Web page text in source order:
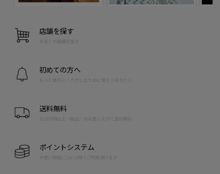
店舗を探す
お近くの店舗を探す
初めての方へ
もっと便利に！たのしむために覚えておきたい
送料無料
10,000円以上（税込）のお買い上げで送料無料
ポイントシステム
お買い物毎に1pt=1円でご利用頂けます